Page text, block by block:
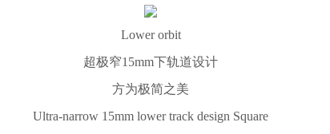
Lower orbit
超极窄15mm下轨道设计
方为极简之美
Ultra-narrow 15mm lower track design Square